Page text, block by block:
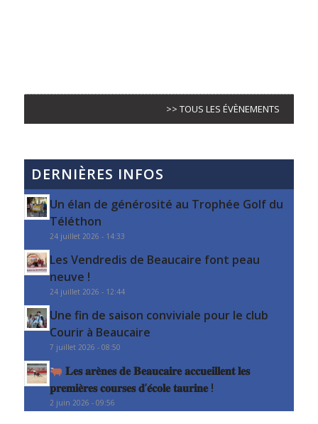
>> TOUS LES ÉVÈNEMENTS
DERNIÈRES INFOS
Un élan de générosité au Trophée Golf du
Téléthon
24 juillet 2026 - 14:33
Les Vendredis de Beaucaire font peau
neuve !
24 juillet 2026 - 12:44
Une fin de saison conviviale pour le club
Courir à Beaucaire
7 juillet 2026 - 08:50
𝐋𝐞𝐬 𝐚𝐫𝐞̀𝐧𝐞𝐬 𝐝𝐞 𝐁𝐞𝐚𝐮𝐜𝐚𝐢𝐫𝐞 𝐚𝐜𝐜𝐮𝐞𝐢𝐥𝐥𝐞𝐧𝐭 𝐥𝐞𝐬
𝐩𝐫𝐞𝐦𝐢𝐞̀𝐫𝐞𝐬 𝐜𝐨𝐮𝐫𝐬𝐞𝐬 𝐝’𝐞́𝐜𝐨𝐥𝐞 𝐭𝐚𝐮𝐫𝐢𝐧𝐞 !
2 juin 2026 - 09:56